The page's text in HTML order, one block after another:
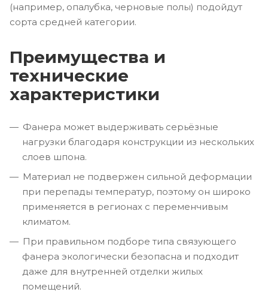
(например, опалубка, черновые полы) подойдут
сорта средней категории.
Преимущества и
технические
характеристики
Фанера может выдерживать серьёзные
нагрузки благодаря конструкции из нескольких
слоев шпона.
Материал не подвержен сильной деформации
при перепады температур, поэтому он широко
применяется в регионах с переменчивым
климатом.
При правильном подборе типа связующего
фанера экологически безопасна и подходит
даже для внутренней отделки жилых
помещений.